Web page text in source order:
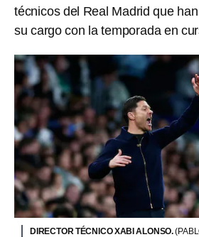
técnicos del Real Madrid que
su cargo con la temporada en
DIRECTOR TÉCNICO XABI ALONSO.